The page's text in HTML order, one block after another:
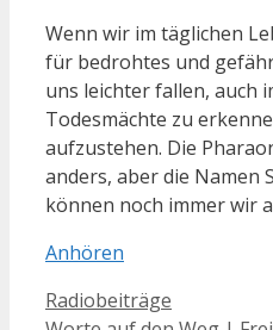
Wenn wir im täglichen
für bedrohtes und
uns leichter fallen, auch
Todesmächte zu
aufzustehen. Die
anders, aber die Namen
können noch immer wir
Anhören
Kategorien
Radiobeiträge